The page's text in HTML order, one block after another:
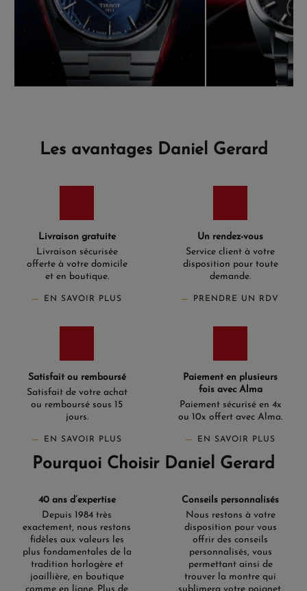
Les avantages Daniel Gerard
Livraison gratuite
Livraison sécurisée
offerte à votre domicile
et en boutique.
EN SAVOIR PLUS
Un rendez-vous
Service client à votre
disposition pour toute
demande.
PRENDRE UN RDV
Satisfait ou remboursé
Satisfait de votre achat
ou remboursé sous 15
jours.
EN SAVOIR PLUS
Paiement en plusieurs
fois avec Alma
Paiement sécurisé en 4x
ou 10x offert avec Alma.
EN SAVOIR PLUS
Pourquoi Choisir Daniel Gerard
40 ans d’expertise
Depuis 1984 très
exactement, nous restons
fidèles aux valeurs les
plus fondamentales de la
tradition horlogère et
joaillière, en boutique
Conseils personnalisés
Nous restons à votre
disposition pour vous
offrir des conseils
personnalisés, vous
permettant ainsi de
trouver la montre qui